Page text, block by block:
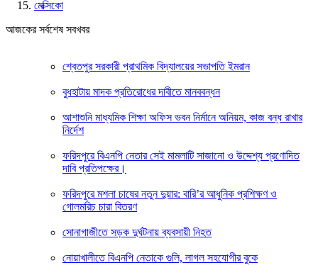
মেক্সিকো
আজকের সর্বশেষ সবখবর
শ্বেতপুর সরকারী প্রাথমিক বিদ্যালয়ের সভাপতি ইমরান
বুধহাটায় মাদক প্রতিরোধের দাবীতে মানববন্ধন
আশাশুনি মাধ্যমিক শিক্ষা অফিস ভবন নির্মানে অনিয়ম, কাজ বন্ধ রাখার
নির্দেশ
ফরিদপুরে বিএনপি নেতার সেই মামলাটি সাজানো ও উদ্দেশ্য প্রণোদিত
দাবি প্রতিপক্ষের।
ফরিদপুরে মশলা চাষের নতুন দুয়ার: বারি’র আধুনিক প্রশিক্ষণ ও
গোলমরিচ চারা বিতরণ
সোনাগাজীতে সড়ক দুর্ঘটনায় ব্যবসায়ী নিহত
নোয়াখালীতে বিএনপি নেতাকে গুলি, লাগল সহযোগীর বুকে